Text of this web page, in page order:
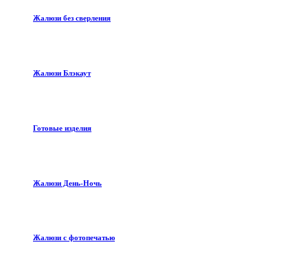
Жалюзи без сверления
Жалюзи Блэкаут
Готовые изделия
Жалюзи День-Ночь
Жалюзи с фотопечатью